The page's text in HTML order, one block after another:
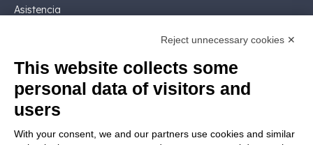
Asistencia
Siga Nios4
LEGALES
Documentación contractual y RGPD
Reject unnecessary cookies ✕
This website collects some
personal data of visitors and
users
With your consent, we and our partners use cookies and similar